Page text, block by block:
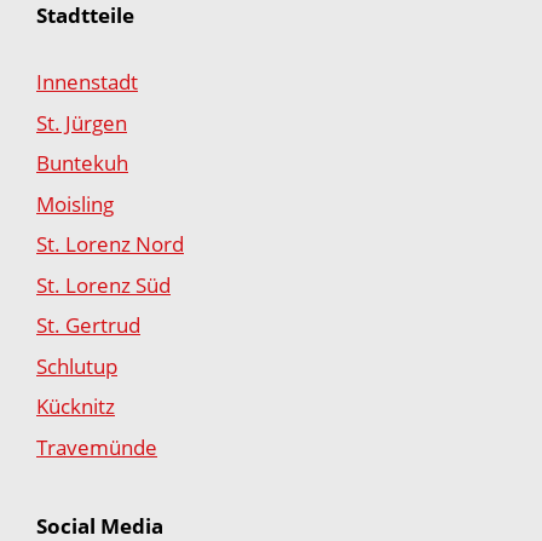
Stadtteile
Innenstadt
St. Jürgen
Buntekuh
Moisling
St. Lorenz Nord
St. Lorenz Süd
St. Gertrud
Schlutup
Kücknitz
Travemünde
Social Media